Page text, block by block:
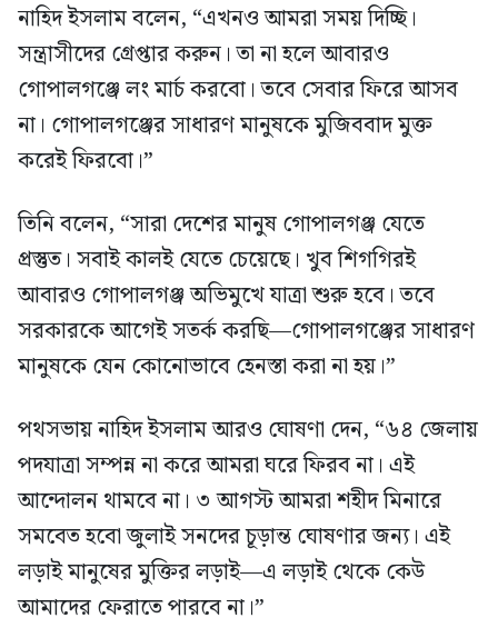
নাহিদ ইসলাম বলেন, “এখনও আমরা সময় দিচ্ছি।
সন্ত্রাসীদের গ্রেপ্তার করুন। তা না হলে আবারও
গোপালগঞ্জে লং মার্চ করবো। তবে সেবার ফিরে আসব
না। গোপালগঞ্জের সাধারণ মানুষকে মুজিববাদ মুক্ত
করেই ফিরবো।”
তিনি বলেন, “সারা দেশের মানুষ গোপালগঞ্জ যেতে
প্রস্তুত। সবাই কালই যেতে চেয়েছে। খুব শিগগিরই
আবারও গোপালগঞ্জ অভিমুখে যাত্রা শুরু হবে। তবে
সরকারকে আগেই সতর্ক করছি—গোপালগঞ্জের সাধারণ
মানুষকে যেন কোনোভাবে হেনস্তা করা না হয়।”
পথসভায় নাহিদ ইসলাম আরও ঘোষণা দেন, “৬৪ জেলায়
পদযাত্রা সম্পন্ন না করে আমরা ঘরে ফিরব না। এই
আন্দোলন থামবে না। ৩ আগস্ট আমরা শহীদ মিনারে
সমবেত হবো জুলাই সনদের চূড়ান্ত ঘোষণার জন্য। এই
লড়াই মানুষের মুক্তির লড়াই—এ লড়াই থেকে কেউ
আমাদের ফেরাতে পারবে না।”